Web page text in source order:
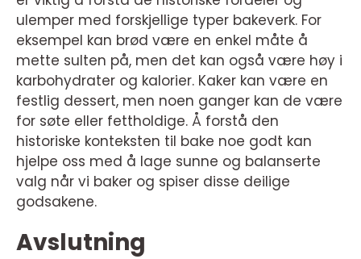
ulemper med forskjellige typer bakeverk. For
eksempel kan brød være en enkel måte å
mette sulten på, men det kan også være høy i
karbohydrater og kalorier. Kaker kan være en
festlig dessert, men noen ganger kan de være
for søte eller fettholdige. Å forstå den
historiske konteksten til bake noe godt kan
hjelpe oss med å lage sunne og balanserte
valg når vi baker og spiser disse deilige
godsakene.
Avslutning